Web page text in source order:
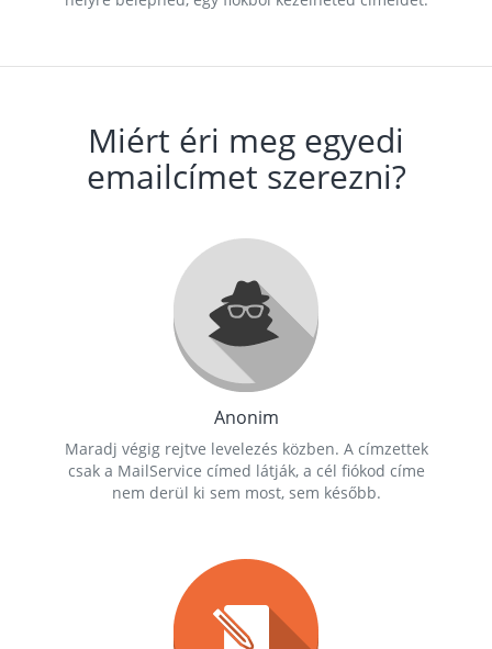
Miért éri meg egyedi
emailcímet szerezni?
Anonim
Maradj végig rejtve levelezés közben. A címzettek
csak a MailService címed látják, a cél fiókod címe
nem derül ki sem most, sem később.